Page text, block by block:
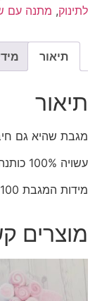
לתינוק, מתנה עם
תיאור
תיאור
מגבת שהיא גם
עשויה 100% כותנה.
מידות המגבת 100*100 ס״מ.
מוצרים